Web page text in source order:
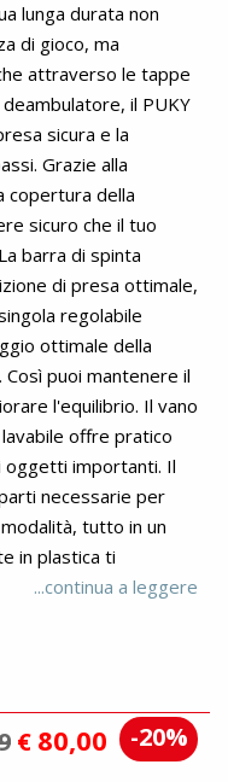
lunga durata non
di gioco, ma
attraverso le tappe
il PUKY
sicura e la
Grazie alla
copertura della
sicuro che il tuo
barra di spinta
di presa ottimale,
regolabile
ottimale della
puoi mantenere il
l'equilibrio. Il vano
offre pratico
importanti. Il
necessarie per
tutto in un
in plastica ti
sia all'interno
che il prodotto sia
tossine e sostanze
di nulla. Scopri le
e accompagna il tuo
...continua a leggere
€ 80,00 -20%